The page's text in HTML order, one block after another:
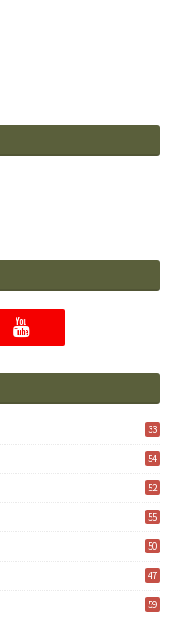
33
54
52
55
50
47
59